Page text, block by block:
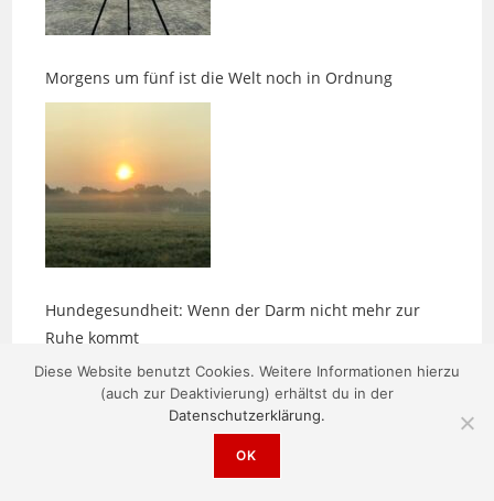
Morgens um fünf ist die Welt noch in Ordnung
Hundegesundheit: Wenn der Darm nicht mehr zur
Diese Website benutzt Cookies. Weitere Informationen hierzu
(auch zur Deaktivierung) erhältst du in der
Datenschutzerklärung.
OK